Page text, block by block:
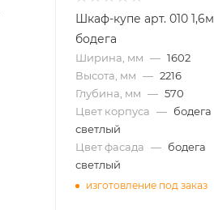
Шкаф-купе арт. 010 1,6м
бодега
Ширина, мм — 1602
Высота, мм — 2216
Глубина, мм — 570
Цвет корпуса — бодега
светлый
Цвет фасада — бодега
светлый
изготовление под заказ